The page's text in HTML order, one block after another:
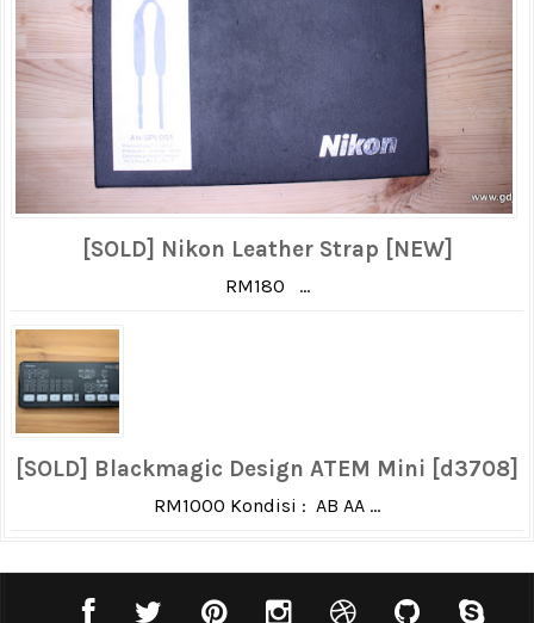
[SOLD] Nikon Leather Strap [NEW]
RM180 ...
[SOLD] Blackmagic Design ATEM Mini [d3708]
RM1000 Kondisi : AB AA ...